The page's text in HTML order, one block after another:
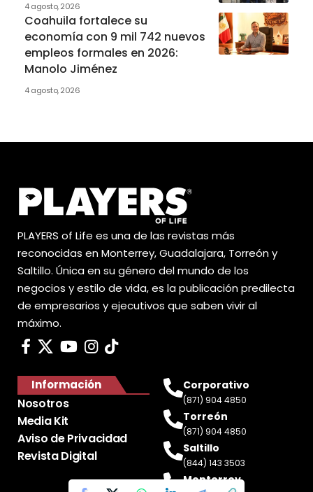
4 agosto, 2026
Coahuila fortalece su
economía con 9 mil 742 nuevos
empleos formales en 2026:
Manolo Jiménez
4 agosto, 2026
PLAYERS of Life es una de las revistas más
reconocidas en Monterrey, Guadalajara, Torreón y
Saltillo. Única en su género del mundo de los
negocios y estilo de vida, es la publicación predilecta
de empresarios y ejecutivos que saben vivir al
máximo.
Información
Nosotros
Media Kit
Aviso de Privacidad
Revista Digital
Corporativo
(871) 904 4850
Torreón
(871) 904 4850
Saltillo
(844) 143 3503
Monterrey